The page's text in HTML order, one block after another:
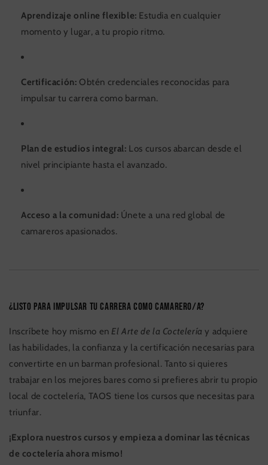
Aprendizaje online flexible: Estudia en cualquier
momento y lugar, a tu propio ritmo.
Certificación: Obtén credenciales reconocidas para
impulsar tu carrera como barman.
Plan de estudios integral: Los cursos abarcan desde el
nivel principiante hasta el avanzado.
Acceso a la comunidad: Únete a una red global de
camareros apasionados.
¿Listo para impulsar tu carrera como camarero/a?
Inscríbete hoy mismo enEl Arte de la Coctelería y adquiere
las habilidades, la confianza y la certificación necesarias para
convertirte en un barman profesional. Tanto si quieres
trabajar en los mejores bares como si prefieres abrir tu propio
local de coctelería, TAOS tiene los cursos que necesitas para
triunfar.
¡Explora nuestros cursos y empieza a dominar las técnicas
de coctelería ahora mismo!